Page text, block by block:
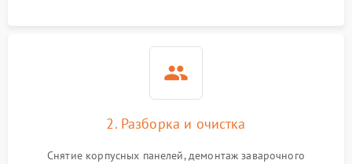
2. Разборка и очистка
Снятие корпусных панелей, демонтаж заварочного